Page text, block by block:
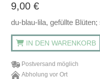
9,00€
du-blau-lila, gefüllte
IN DEN WARENKORB
Postversand möglich
Abholung vor Ort